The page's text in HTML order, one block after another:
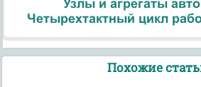
Узлы и агрегаты
Четырехтактный цикл
Похожие